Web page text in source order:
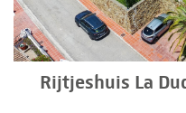
Rijtjeshuis La